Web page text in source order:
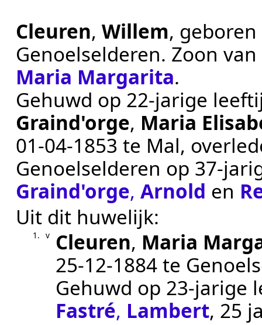
Cleuren,Willem,
Genoelselderen. Zoon van
Maria Margarita.
Gehuwd op 22-jarige
Graind'orge, Maria
01‑04‑1853 te Mal,
Genoelselderen op 37-
Graind'orge,Arnold en
Uit dit huwelijk:
1. v Cleuren, Maria
25‑12‑1884te
Gehuwd op 23-jarige
Fastré, Lambert, 25